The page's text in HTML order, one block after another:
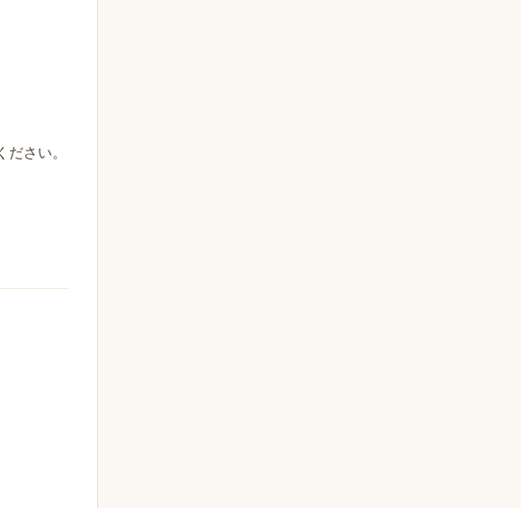
さい。